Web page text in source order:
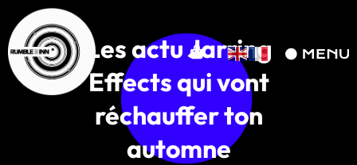
Les actu Jarring
Effects qui vont
réchauffer ton
automne